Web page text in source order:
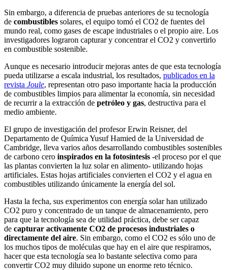
Sin embargo, a diferencia de pruebas anteriores de su tecnología
de combustibles solares, el equipo tomó el CO2 de fuentes del
mundo real, como gases de escape industriales o el propio aire. Los
investigadores lograron capturar y concentrar el CO2 y convertirlo
en combustible sostenible.
Aunque es necesario introducir mejoras antes de que esta tecnología
pueda utilizarse a escala industrial, los resultados, publicados en la
revista Joule, representan otro paso importante hacia la producción
de combustibles limpios para alimentar la economía, sin necesidad
de recurrir a la extracción de petróleo y gas, destructiva para el
medio ambiente.
El grupo de investigación del profesor Erwin Reisner, del
Departamento de Química Yusuf Hamied de la Universidad de
Cambridge, lleva varios años desarrollando combustibles sostenibles
de carbono cero inspirados en la fotosíntesis -el proceso por el que
las plantas convierten la luz solar en alimento- utilizando hojas
artificiales. Estas hojas artificiales convierten el CO2 y el agua en
combustibles utilizando únicamente la energía del sol.
Hasta la fecha, sus experimentos con energía solar han utilizado
CO2 puro y concentrado de un tanque de almacenamiento, pero
para que la tecnología sea de utilidad práctica, debe ser capaz
de capturar activamente CO2 de procesos industriales o
directamente del aire. Sin embargo, como el CO2 es sólo uno de
los muchos tipos de moléculas que hay en el aire que respiramos,
hacer que esta tecnología sea lo bastante selectiva como para
convertir CO2 muy diluido supone un enorme reto técnico.